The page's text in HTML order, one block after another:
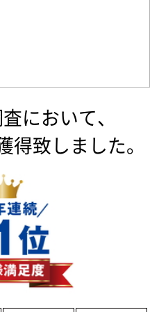
において、
得致しました。